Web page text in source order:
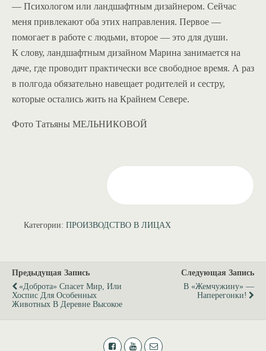
— Психологом или ландшафтным дизайнером. Сейчас
меня привлекают оба этих направления. Первое —
помогает в работе с людьми, второе — это для души.
К слову, ландшафтным дизайном Марина занимается на
даче, где проводит практически все свободное время. А раз
в полгода обязательно навещает родителей и сестру,
которые остались жить на Крайнем Севере.
Фото Татьяны МЕЛЬНИКОВОЙ
Категории: ПРОИЗВОДСТВО В ЛИЦАХ
Предыдущая Запись
«Доброта» Спасет Мир, Или
Хоспис Для Особенных
Животных В Деревне Высокое
Следующая Запись
В «Жемчужину» —
Наперегонки!